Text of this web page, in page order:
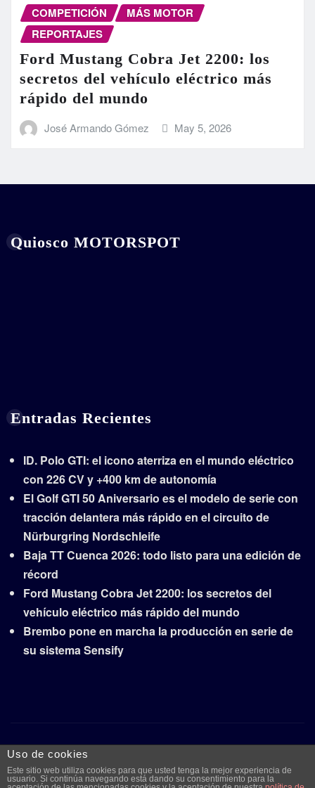
COMPETICIÓN
MÁS MOTOR
REPORTAJES
Ford Mustang Cobra Jet 2200: los
secretos del vehículo eléctrico más
rápido del mundo
José Armando Gómez May 5, 2026
Quiosco MOTORSPOT
Entradas Recientes
ID. Polo GTI: el icono aterriza en el mundo eléctrico
con 226 CV y +400 km de autonomía
El Golf GTI 50 Aniversario es el modelo de serie con
tracción delantera más rápido en el circuito de
Nürburgring Nordschleife
Baja TT Cuenca 2026: todo listo para una edición de
récord
Ford Mustang Cobra Jet 2200: los secretos del
vehículo eléctrico más rápido del mundo
Brembo pone en marcha la producción en serie de
su sistema Sensify
Copyright © 2026 | Funciona conWordPress|Frankfurt
Newspor ThemeArile
Uso de cookies
Este sitio web utiliza cookies para que usted tenga la mejor experiencia de
usuario. Si continúa navegando está dando su consentimiento para la